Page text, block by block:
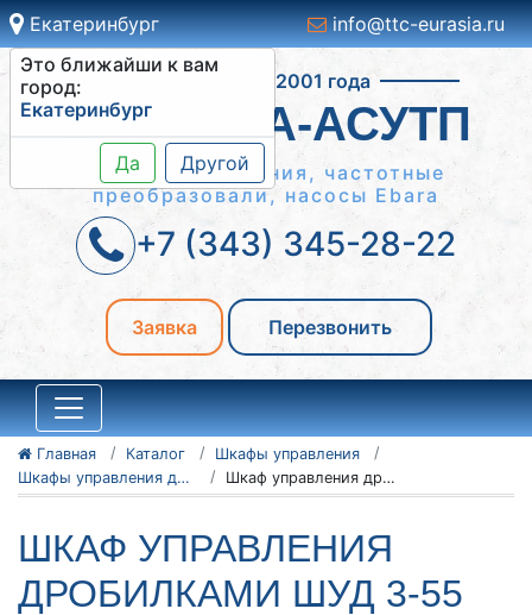
Екатеринбург
Это ближайши к вам
город:
Екатеринбург
Да Другой
info@ttc-eurasia.ru
Работаем с 2001 года
СИСТЕМА-АСУТП
Шкафы управления, частотные
преобразовали, насосы Ebara
+7 (343) 345-28-22
Заявка Перезвонить
Главная Каталог
Шкафы управления
Шкафы управления дробилками ШУД
Шкаф управления дробилками ШУД 3-55
ШКАФ УПРАВЛЕНИЯ
ДРОБИЛКАМИ ШУД 3-55